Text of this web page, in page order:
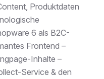
Produktdaten
6 als B2C-
Frontend –
Inhalte –
Service & den